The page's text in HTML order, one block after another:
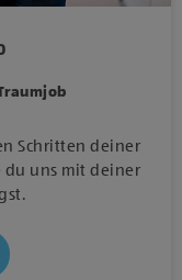
Schritten deiner
du uns mit deiner